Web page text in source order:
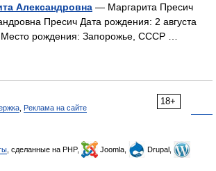
Александровна — Маргарита Пресич
Пресич Дата рождения: 2 августа
Место рождения: Запорожье, СССР …
18+
Реклама на сайте
, сделанные на PHP, Joomla,
Drupal,